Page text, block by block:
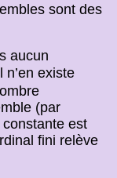
sont des
aucun
n’en existe
(par
constante est
fini relève